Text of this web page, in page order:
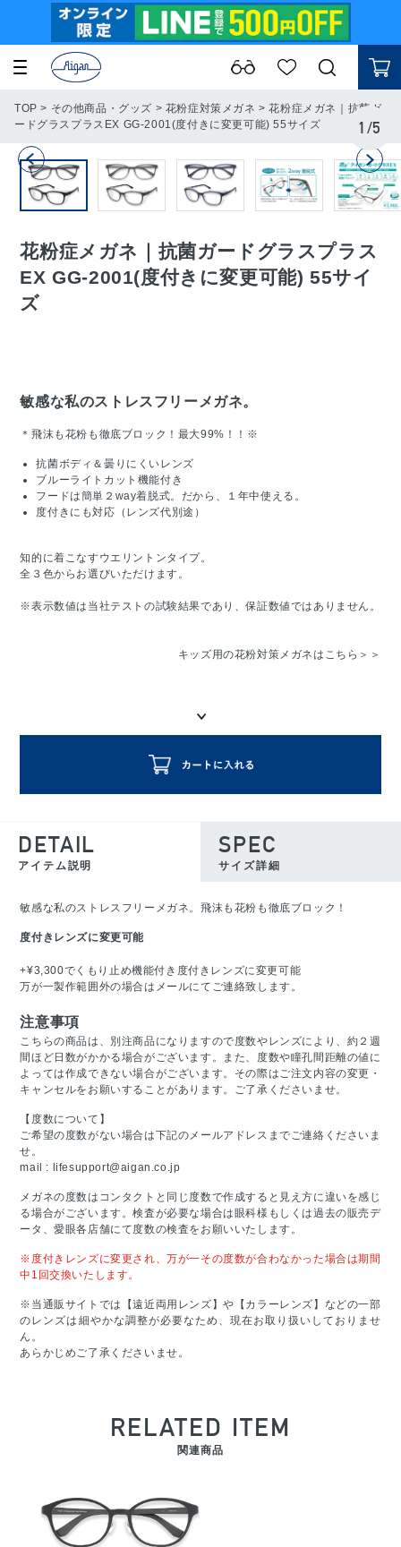
TOP > その他商品・グッズ > 花粉症対策メガネ >花粉症メガネ｜抗菌ガ
ードグラスプラスEX GG-2001(度付きに変更可能) 55サイズ
1/5
花粉症メガネ｜抗菌ガードグラスプラス
EX GG-2001(度付きに変更可能) 55サイ
ズ
敏感な私のストレスフリーメガネ。
＊飛沫も花粉も徹底ブロック！最大99%！！※
抗菌ボディ＆曇りにくいレンズ
ブルーライトカット機能付き
フードは簡単２way着脱式。だから、１年中使える。
度付きにも対応（レンズ代別途）
知的に着こなすウエリントンタイプ。
全３色からお選びいただけます。
※表示数値は当社テストの試験結果であり、保証数値ではありません。
キッズ用の花粉対策メガネはこちら＞＞
DETAIL
アイテム説明
SPEC
サイズ詳細
敏感な私のストレスフリーメガネ。飛沫も花粉も徹底ブロック！
度付きレンズに変更可能
+¥3,300でくもり止め機能付き度付きレンズに変更可能
万が一製作範囲外の場合はメールにてご連絡致します。
注意事項
こちらの商品は、別注商品になりますので度数やレンズにより、約２週
間ほど日数がかかる場合がございます。また、度数や瞳孔間距離の値に
よっては作成できない場合がございます。その際はご注文内容の変更・
キャンセルをお願いすることがあります。ご了承くださいませ。
【度数について】
ご希望の度数がない場合は下記のメールアドレスまでご連絡くださいま
せ。
mail : lifesupport@aigan.co.jp
メガネの度数はコンタクトと同じ度数で作成すると見え方に違いを感じ
る場合がございます。検査が必要な場合は眼科様もしくは過去の販売デ
ータ、愛眼各店舗にて度数の検査をお願いいたします。
※度付きレンズに変更され、万が一その度数が合わなかった場合は期間
中1回交換いたします。
※当通販サイトでは【遠近両用レンズ】や【カラーレンズ】などの一部
のレンズは細やかな調整が必要なため、現在お取り扱いしておりませ
ん。
あらかじめご了承くださいませ。
RELATED ITEM
関連商品